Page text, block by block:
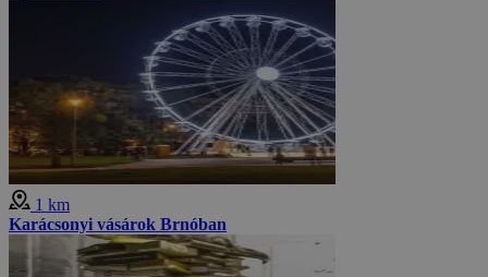
1 km
Karácsonyi vásárok Brnóban